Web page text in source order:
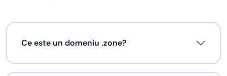
Ce este un domeniu .zone?